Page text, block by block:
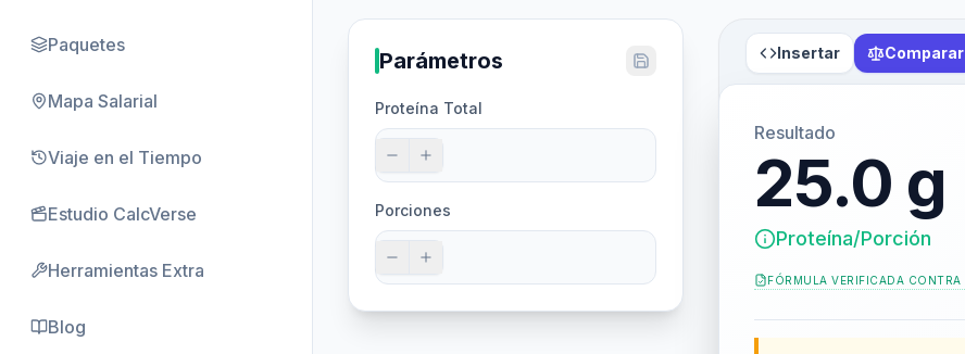
Paquetes
Mapa Salarial
Viaje en el Tiempo
Estudio CalcVerse
Herramientas Extra
Blog
Parámetros
Proteína Total
Porciones
Insertar Comparar
Resultado
25.0 g
Proteína/Porción
FÓRMULA VERIFICADA CONTRA